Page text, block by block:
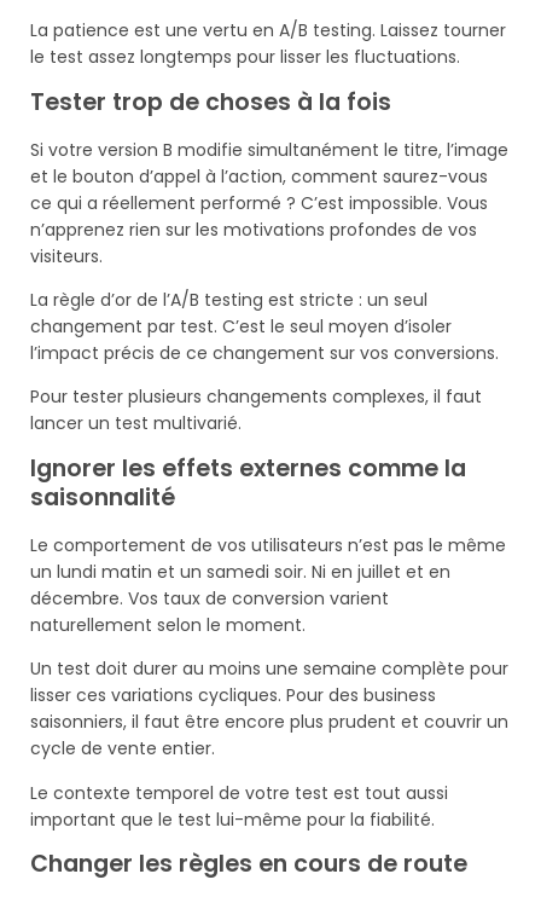
La patience est une vertu en A/B testing. Laissez tourner
le test assez longtemps pour lisser les fluctuations.
Tester trop de choses à la fois
Si votre version B modifie simultanément le titre, l’image
et le bouton d’appel à l’action, comment saurez-vous
ce qui a réellement performé ? C’est impossible. Vous
n’apprenez rien sur les motivations profondes de vos
visiteurs.
La règle d’or de l’A/B testing est stricte : un seul
changement par test. C’est le seul moyen d’isoler
l’impact précis de ce changement sur vos conversions.
Pour tester plusieurs changements complexes, il faut
lancer un test multivarié.
Ignorer les effets externes comme la
saisonnalité
Le comportement de vos utilisateurs n’est pas le même
un lundi matin et un samedi soir. Ni en juillet et en
décembre. Vos taux de conversion varient
naturellement selon le moment.
Un test doit durer au moins une semaine complète pour
lisser ces variations cycliques. Pour des business
saisonniers, il faut être encore plus prudent et couvrir un
cycle de vente entier.
Le contexte temporel de votre test est tout aussi
important que le test lui-même pour la fiabilité.
Changer les règles en cours de route